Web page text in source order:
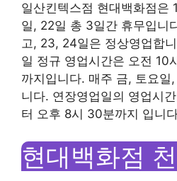
일산킨텍스점 현대백화점은
일, 22일 총 3일간 휴무입니
고, 23, 24일은 정상영업합
일 정규 영업시간은 오전 10
까지입니다. 매주 금, 토요일
니다. 연장영업일의 영업시
터 오후 8시 30분까지 입니
현대백화점